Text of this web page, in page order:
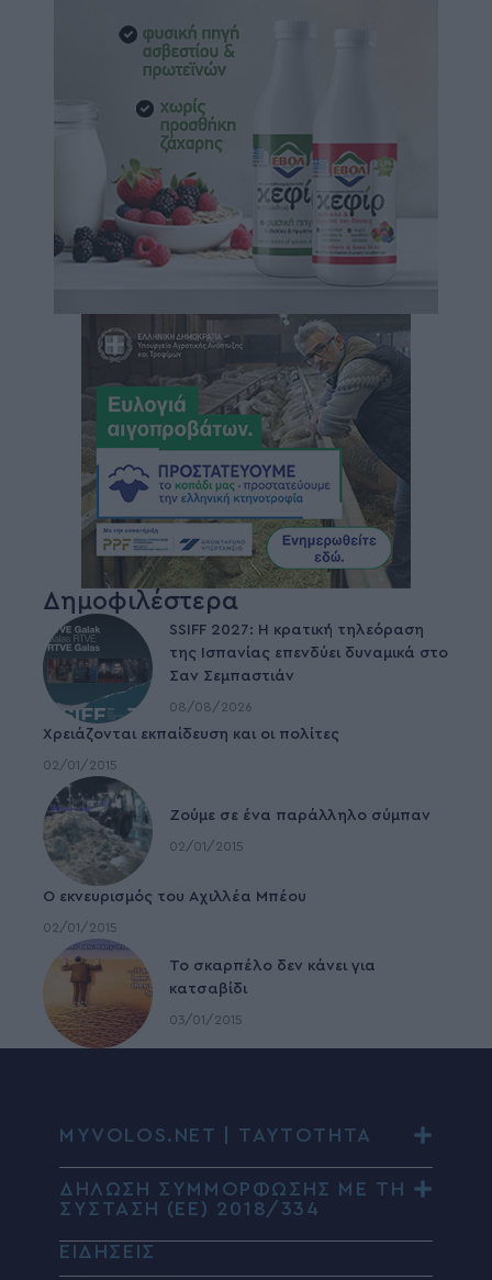
Δημοφιλέστερα
SSIFF 2027: Η κρατική τηλεόραση
της Ισπανίας επενδύει δυναμικά στο
Χρειάζονται εκπαίδευση και οι πολίτες
02/01/2015
Ζούμε σε ένα παράλληλο σύμπαν
Ο εκνευρισμός του Αχιλλέα Μπέου
02/01/2015
To σκαρπέλο δεν κάνει για
MYVOLOS.NET | ΤΑΥΤΟΤΗΤΑ